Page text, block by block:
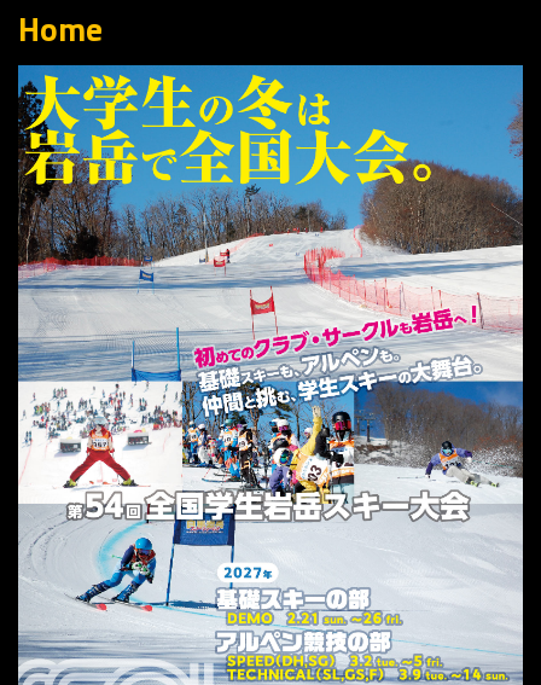
参加する
記録
歴史
THE岩岳
コース規制
競技規則
Home